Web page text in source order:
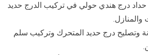
درج هندي حولي في تركيب الدرج حديد
والمنازل.
وتصليح درج حديد المتحرك وتركيب سلم